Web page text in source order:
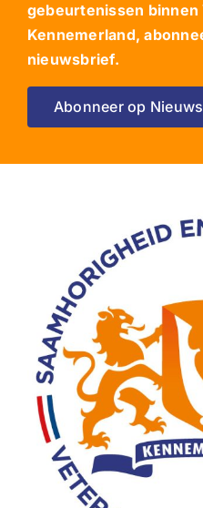
gebeurtenissen binnen
Kennemerland,
nieuwsbrief.
Abonneer op